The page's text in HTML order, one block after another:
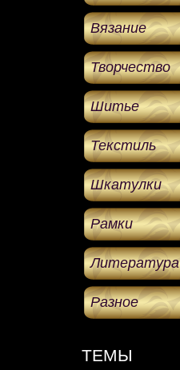
Вязание
Творчество
Шитье
Текстиль
Шкатулки
Рамки
Литература
Разное
ТЕМЫ